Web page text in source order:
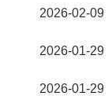
2026-02-09
2026-01-29
2026-01-29